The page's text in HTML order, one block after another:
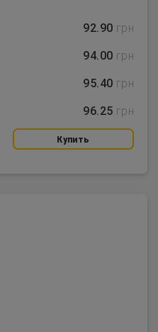
92.90 грн
94.00 грн
95.40 грн
96.25 грн
Купить